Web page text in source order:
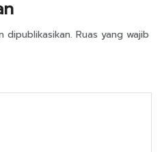
dipublikasikan. Ruas yang wajib